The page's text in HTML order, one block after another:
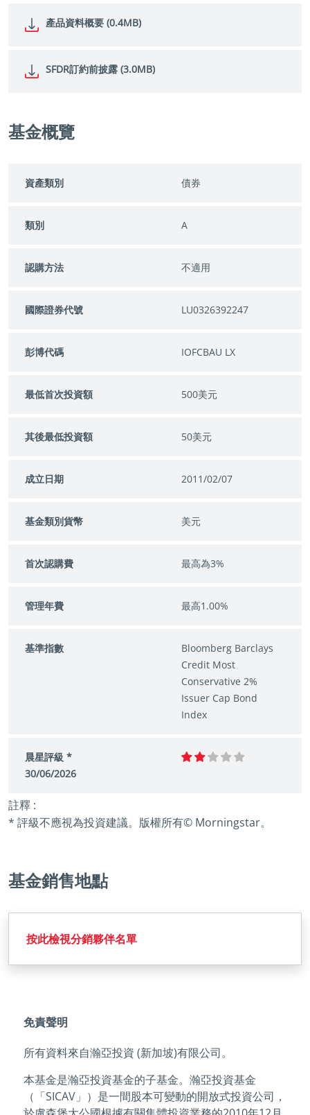
產品資料概要 (0.4MB)
SFDR訂約前披露 (3.0MB)
基金概覽
資產類別 債券
類別 A
認購方法 不適用
國際證券代號 LU0326392247
彭博代碼 IOFCBAU LX
最低首次投資額 500美元
其後最低投資額 50美元
成立日期 2011/02/07
基金類別貨幣 美元
首次認購費 最高為3%
管理年費 最高1.00%
基準指數
Bloomberg Barclays
Credit Most
Conservative 2%
Issuer Cap Bond
Index
晨星評級 *
30/06/2026
註釋 :
* 評級不應視為投資建議。版權所有© Morningstar。
基金銷售地點
按此檢視分銷夥伴名單
免責聲明
所有資料來自瀚亞投資 (新加坡)有限公司。
本基金是瀚亞投資基金的子基金。瀚亞投資基金
（「SICAV」）是一間股本可變動的開放式投資公司，